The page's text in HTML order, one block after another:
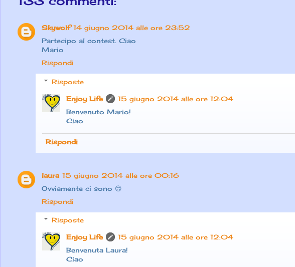
Skywolf 14 giugno 2014 alle ore 23:52
Partecipo al contest. Ciao
Mario
Rispondi
Risposte
Enjoy Life
15 giugno 2014 alle ore 12:04
Benvenuto Mario!
Ciao
Rispondi
laura 15 giugno 2014 alle ore 00:16
Ovviamente ci sono 😊
Rispondi
Risposte
Enjoy Life
15 giugno 2014 alle ore 12:04
Benvenuta Laura!
Ciao